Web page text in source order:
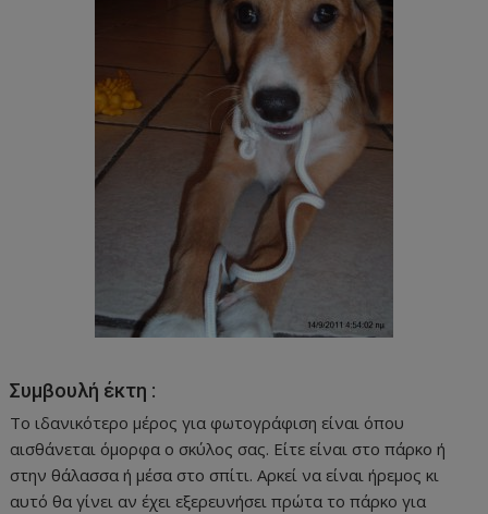
Συμβουλή έκτη :
Το ιδανικότερο μέρος για φωτογράφιση είναι όπου
αισθάνεται όμορφα ο σκύλος σας. Είτε είναι στο πάρκο ή
στην θάλασσα ή μέσα στο σπίτι. Αρκεί να είναι ήρεμος κι
αυτό θα γίνει αν έχει εξερευνήσει πρώτα το πάρκο για